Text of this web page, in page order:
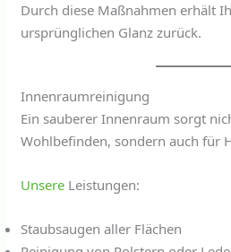
Durch diese Maßnahmen erhält
ursprünglichen Glanz zurück.
Innenraumreinigung
Ein sauberer Innenraum sorgt
Wohlbefinden, sondern auch für
Unsere Leistungen:
Staubsaugen aller Flächen